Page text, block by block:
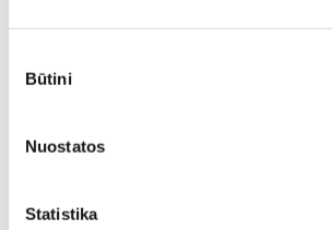
pasirinkimas
Būtini
Nuostatos
Statistika
Papildu ierāmēšana